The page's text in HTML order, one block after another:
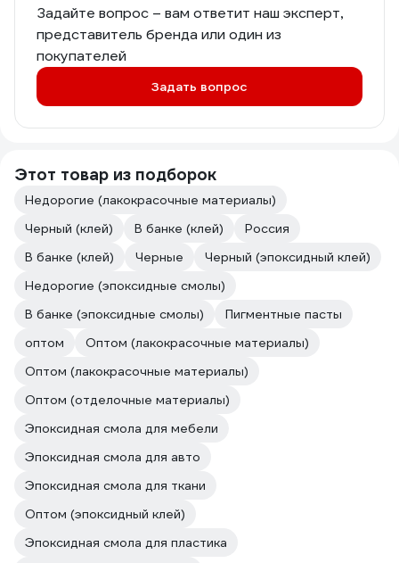
Задайте вопрос – вам ответит наш эксперт,
представитель бренда или один из
покупателей
Задать вопрос
Этот товар из подборок
Недорогие (лакокрасочные материалы)
Черный (клей)
В банке (клей)
Россия
В банке (клей)
Черные
Черный (эпоксидный клей)
Недорогие (эпоксидные смолы)
В банке (эпоксидные смолы)
Пигментные пасты
оптом
Оптом (лакокрасочные материалы)
Оптом (лакокрасочные материалы)
Оптом (отделочные материалы)
Эпоксидная смола для мебели
Эпоксидная смола для авто
Эпоксидная смола для ткани
Оптом (эпоксидный клей)
Эпоксидная смола для пластика